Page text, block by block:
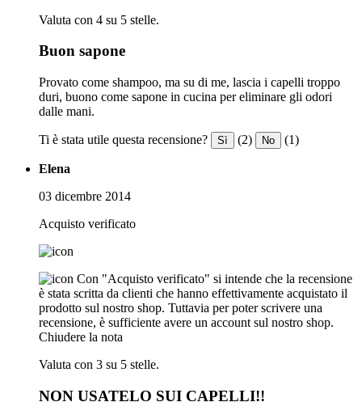
Valuta con 4 su 5 stelle.
Buon sapone
Provato come shampoo, ma su di me, lascia i capelli troppo
duri, buono come sapone in cucina per eliminare gli odori
dalle mani.
Ti è stata utile questa recensione? Sì (2) No (1)
Elena
03 dicembre 2014
Acquisto verificato
Con "Acquisto verificato" si intende che la recensione
è stata scritta da clienti che hanno effettivamente acquistato il
prodotto sul nostro shop. Tuttavia per poter scrivere una
recensione, è sufficiente avere un account sul nostro shop.
Chiudere la nota
Valuta con 3 su 5 stelle.
NON USATELO SUI CAPELLI!!